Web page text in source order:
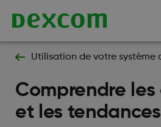
Utilisation de votre système
Comprendre les
et les tendances